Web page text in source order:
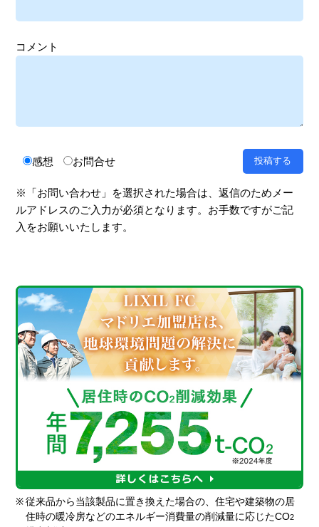
コメント
感想 お問合せ
※「お問い合わせ」を選択された場合は、返信のためメー
ルアドレスのご入力が必須となります。お手数ですがご記
入をお願いいたします。
※ 従来品から当該製品に置き換えた場合の、住宅や建築物の居
住時の暖冷房などのエネルギー消費量の削減量に応じたCO2